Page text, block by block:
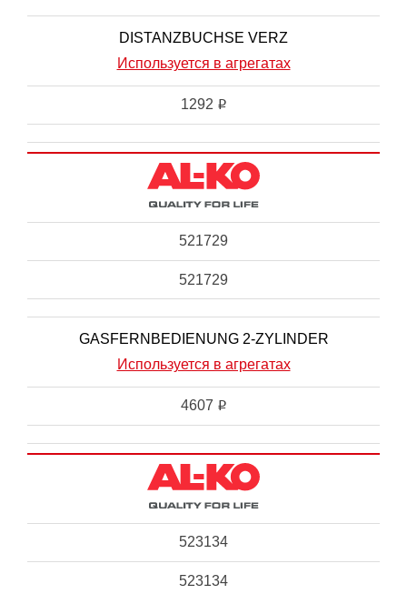
DISTANZBUCHSE VERZ
Используется в агрегатах
1292 i
521729
521729
GASFERNBEDIENUNG 2-ZYLINDER
Используется в агрегатах
4607 i
523134
523134